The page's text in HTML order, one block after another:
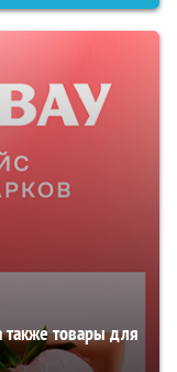
также товары для